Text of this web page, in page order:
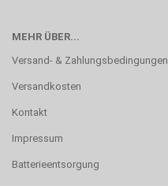
MEHR ÜBER...
Versand- & Zahlungsbedingungen
Versandkosten
Kontakt
Impressum
Batterieentsorgung